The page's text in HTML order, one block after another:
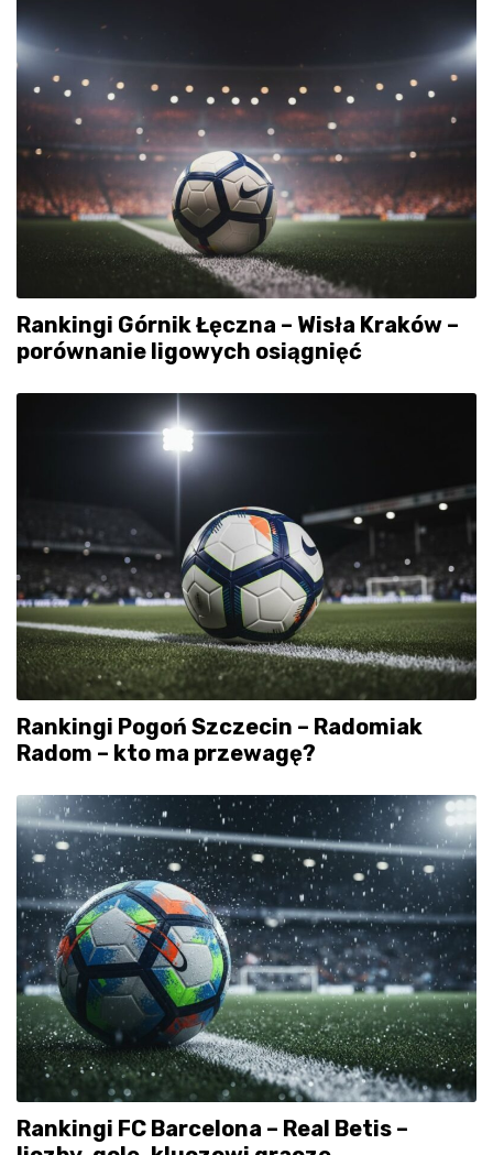
Rankingi Górnik Łęczna – Wisła Kraków –
porównanie ligowych osiągnięć
Rankingi Pogoń Szczecin – Radomiak
Radom – kto ma przewagę?
Rankingi FC Barcelona – Real Betis –